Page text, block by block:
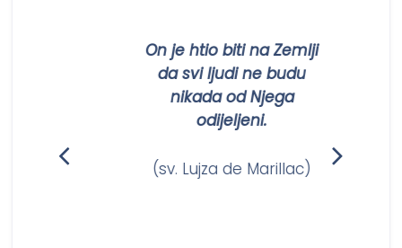
On je htio biti na Zemlji
da svi ljudi ne budu
nikada od Njega
odijeljeni.
(sv. Lujza de Marillac)